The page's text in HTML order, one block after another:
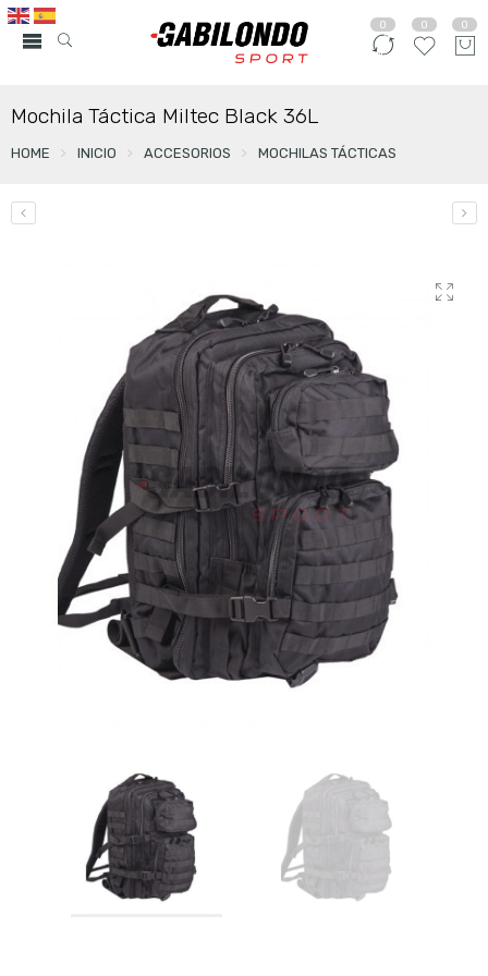
0 0 0
Mochila Táctica Miltec Black 36L
HOME INICIO ACCESORIOS MOCHILAS TÁCTICAS